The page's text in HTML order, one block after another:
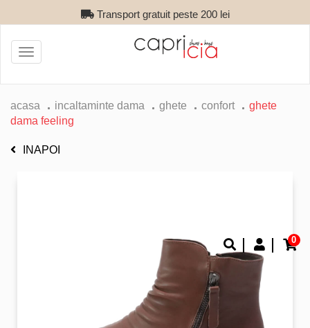
Transport gratuit peste 200 lei
0
Toggle
navigation
acasa incaltaminte dama ghete confort
ghete
dama feeling
INAPOI